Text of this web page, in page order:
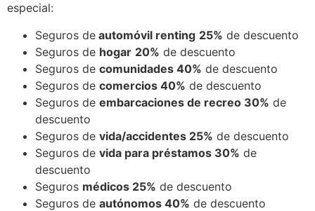
especial:
Seguros de automóvil renting 25% de descuento
Seguros de hogar 20% de descuento
Seguros de comunidades 40% de descuento
Seguros de comercios 40% de descuento
Seguros de embarcaciones de recreo 30% de
descuento
Seguros de vida/accidentes 25% de descuento
Seguros de vida para préstamos 30% de
descuento
Seguros médicos 25% de descuento
Seguros de autónomos 40% de descuento